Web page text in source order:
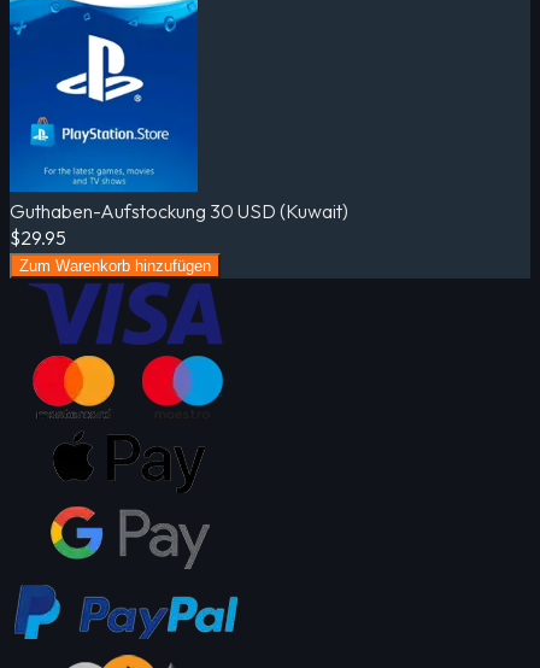
Guthaben-Aufstockung 30 USD (Kuwait)
$29.95
Zum Warenkorb hinzufügen